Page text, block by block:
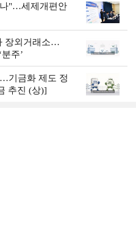
"…세제개편안
장외거래소…
주’
기금화 제도 정
추진 (상)]